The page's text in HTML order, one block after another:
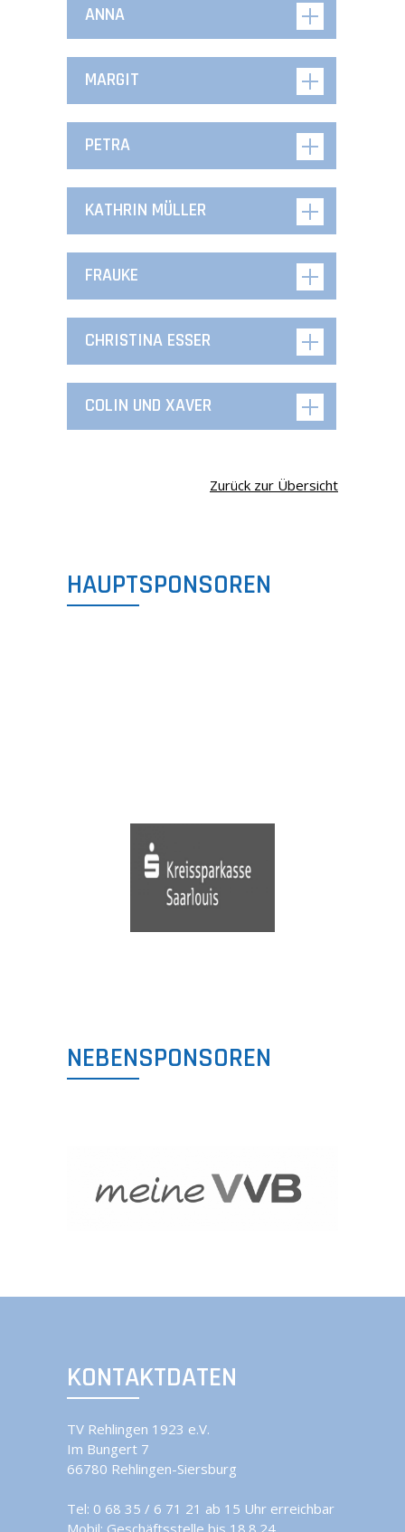
ANNA
MARGIT
PETRA
KATHRIN MÜLLER
FRAUKE
CHRISTINA ESSER
COLIN UND XAVER
Zurück zur Übersicht
HAUPTSPONSOREN
NEBENSPONSOREN
KONTAKTDATEN
TV Rehlingen 1923 e.V.
Im Bungert 7
66780 Rehlingen-Siersburg
Tel: 0 68 35 / 6 71 21 ab 15 Uhr erreichbar
Mobil: Geschäftsstelle bis 18.8.24